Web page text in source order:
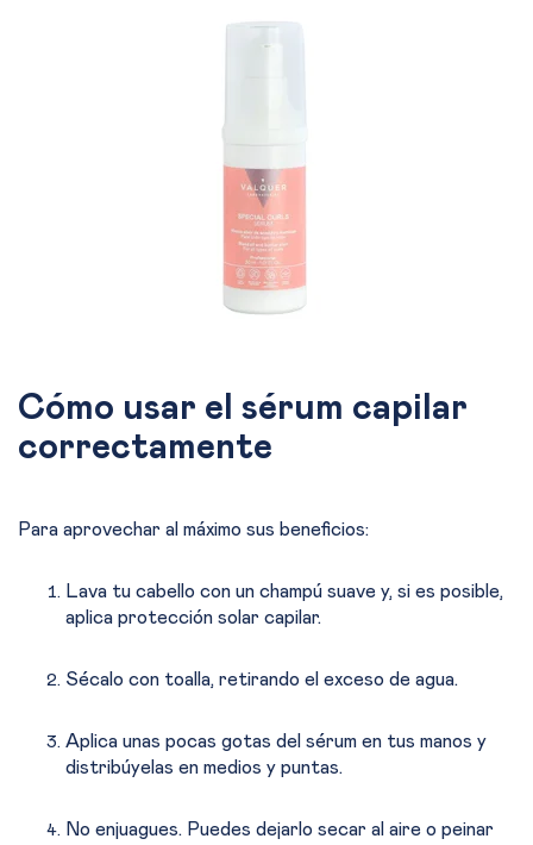
Cómo usar el sérum capilar
correctamente
Para aprovechar al máximo sus beneficios:
Lava tu cabello con un champú suave y, si es posible,
aplica protección solar capilar.
Sécalo con toalla, retirando el exceso de agua.
Aplica unas pocas gotas del sérum en tus manos y
distribúyelas en medios y puntas.
No enjuagues. Puedes dejarlo secar al aire o peinar